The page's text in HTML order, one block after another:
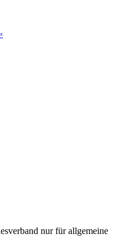
nur für allgemeine